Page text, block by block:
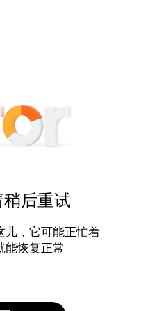
后重试
儿，它可能正忙着
能恢复正常